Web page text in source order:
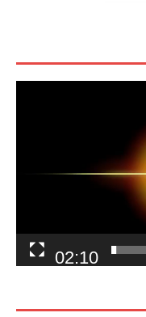
02:10